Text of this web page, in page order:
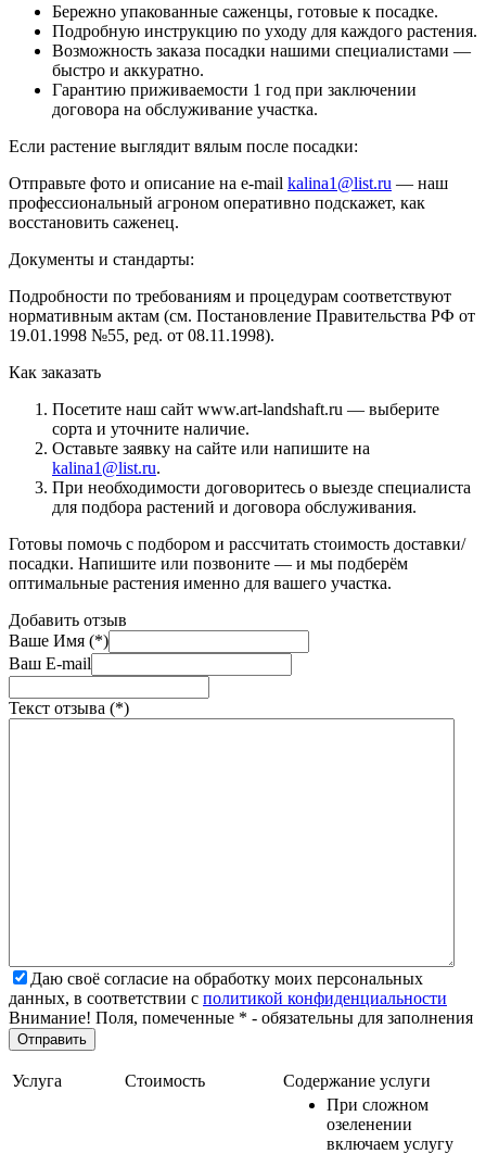
Бережно упакованные саженцы, готовые к посадке.
Подробную инструкцию по уходу для каждого растения.
Возможность заказа посадки нашими специалистами —
быстро и аккуратно.
Гарантию приживаемости 1 год при заключении
договора на обслуживание участка.
Если растение выглядит вялым после посадки:
Отправьте фото и описание на e-mail kalina1@list.ru — наш
профессиональный агроном оперативно подскажет, как
восстановить саженец.
Документы и стандарты:
Подробности по требованиям и процедурам соответствуют
нормативным актам (см. Постановление Правительства РФ от
19.01.1998 №55, ред. от 08.11.1998).
Как заказать
Посетите наш сайт www.art-landshaft.ru — выберите
сорта и уточните наличие.
Оставьте заявку на сайте или напишите на
kalina1@list.ru.
При необходимости договоритесь о выезде специалиста
для подбора растений и договора обслуживания.
Готовы помочь с подбором и рассчитать стоимость доставки/
посадки. Напишите или позвоните — и мы подберём
оптимальные растения именно для вашего участка.
Добавить отзыв
Ваше Имя (*)
Ваш E-mail
Текст отзыва (*)
Даю своё согласие на обработку моих персональных
данных, в соответствии с политикой конфиденциальности
Внимание! Поля, помеченные * - обязательны для заполнения
Услуга Стоимость Содержание услуги
При сложном
озеленении
включаем услугу